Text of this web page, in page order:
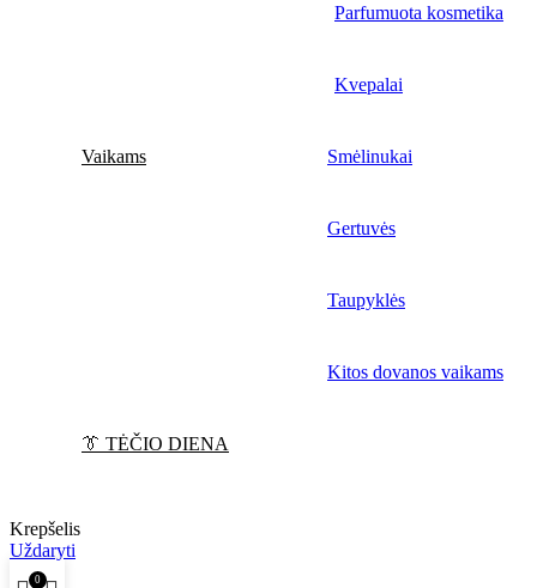
Parfumuota kosmetika
Kvepalai
Vaikams Smėlinukai
Gertuvės
Taupyklės
Kitos dovanos vaikams
👔 TĖČIO DIENA
Krepšelis
Uždaryti
0